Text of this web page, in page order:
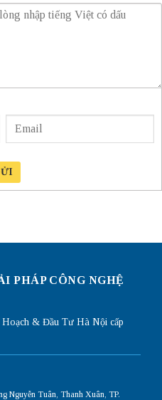
PHÁP CÔNG NGHỆ
Hoạch & Đầu Tư Hà Nội cấp
Nguyễn Tuân, Thanh Xuân, TP.